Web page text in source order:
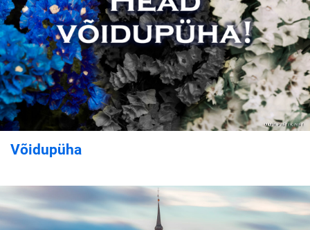
Võidupüha